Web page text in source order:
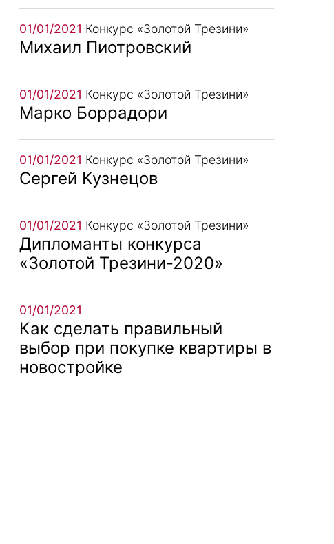
01/01/2021 Конкурс «Золотой Трезини»
Михаил Пиотровский
01/01/2021 Конкурс «Золотой Трезини»
Марко Боррадори
01/01/2021 Конкурс «Золотой Трезини»
Сергей Кузнецов
01/01/2021 Конкурс «Золотой Трезини»
Дипломанты конкурса
«Золотой Трезини-2020»
01/01/2021
Как сделать правильный
выбор при покупке квартиры в
новостройке